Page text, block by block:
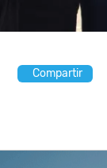
Compartir